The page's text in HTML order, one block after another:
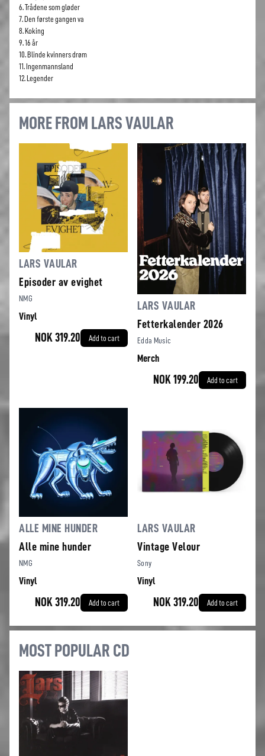
6. Trådene som gløder
7. Den første gangen va
8. Koking
9. 16 år
10. Blinde kvinners drøm
11. Ingenmannsland
12. Legender
MORE FROM LARS VAULAR
LARS VAULAR
Episoder av evighet
NMG
Vinyl
NOK 319.20 Add to cart
LARS VAULAR
Fetterkalender 2026
Edda Music
Merch
NOK 199.20 Add to cart
ALLE MINE HUNDER
Alle mine hunder
NMG
Vinyl
NOK 319.20 Add to cart
LARS VAULAR
Vintage Velour
Sony
Vinyl
NOK 319.20 Add to cart
MOST POPULAR CD